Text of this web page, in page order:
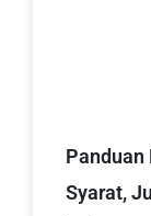
Panduan
Syarat,